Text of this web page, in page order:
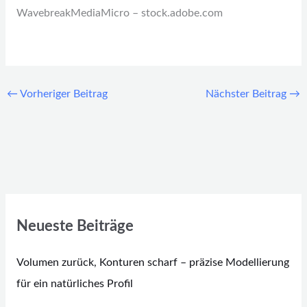
WavebreakMediaMicro– stock.adobe.com
← Vorheriger Beitrag Nächster Beitrag →
Neueste Beiträge
Volumen zurück, Konturen scharf – präzise Modellierung
für ein natürliches Profil